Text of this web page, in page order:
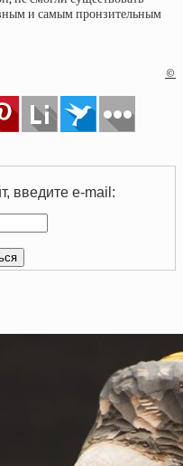
и самым пронзительным
©
введите e-mail: